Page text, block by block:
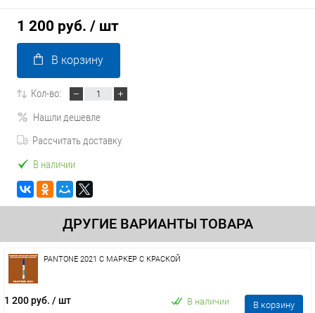
1 200 руб. / шт
В корзину
Кол-во:
Нашли дешевле
Рассчитать доставку
В наличии
ДРУГИЕ ВАРИАНТЫ ТОВАРА
PANTONE 2021 C МАРКЕР С КРАСКОЙ
1 200 руб. / шт В наличии В корзину